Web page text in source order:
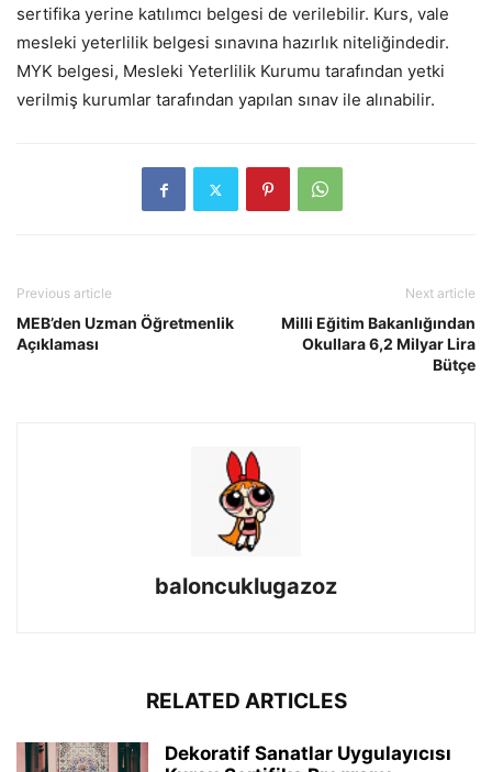
sertifika yerine katılımcı belgesi de verilebilir. Kurs, vale
mesleki yeterlilik belgesi sınavına hazırlık niteliğindedir.
MYK belgesi, Mesleki Yeterlilik Kurumu tarafından yetki
verilmiş kurumlar tarafından yapılan sınav ile alınabilir.
Previous article
MEB’den Uzman Öğretmenlik
Açıklaması
Next article
Milli Eğitim Bakanlığından
Okullara 6,2 Milyar Lira
Bütçe
baloncuklugazoz
RELATED ARTICLES
Dekoratif Sanatlar Uygulayıcısı